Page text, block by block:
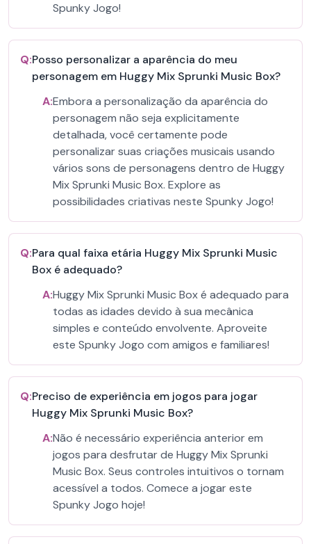
Spunky Jogo!
Q:Posso personalizar a aparência do meu
personagem em Huggy Mix Sprunki Music Box?
A:Embora a personalização da aparência do
personagem não seja explicitamente
detalhada, você certamente pode
personalizar suas criações musicais usando
vários sons de personagens dentro de Huggy
Mix Sprunki Music Box. Explore as
possibilidades criativas neste Spunky Jogo!
Q:Para qual faixa etária Huggy Mix Sprunki Music
Box é adequado?
A:Huggy Mix Sprunki Music Box é adequado para
todas as idades devido à sua mecânica
simples e conteúdo envolvente. Aproveite
este Spunky Jogo com amigos e familiares!
Q:Preciso de experiência em jogos para jogar
Huggy Mix Sprunki Music Box?
A:Não é necessário experiência anterior em
jogos para desfrutar de Huggy Mix Sprunki
Music Box. Seus controles intuitivos o tornam
acessível a todos. Comece a jogar este
Spunky Jogo hoje!